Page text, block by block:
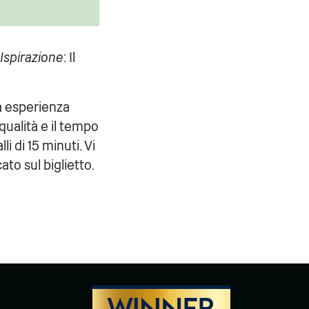
Ispirazione: Il
esperienza
e il tempo
di 15 minuti. Vi
sul biglietto.